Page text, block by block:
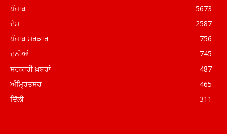
ਪੰਜਾਬ
5673
ਦੇਸ਼
2587
ਪੰਜਾਬ ਸਰਕਾਰ
756
ਦੁਨੀਆਂ
745
ਸਰਕਾਰੀ ਖ਼ਬਰਾਂ
487
ਅੰਮ੍ਰਿਤਸਰ
465
ਦਿੱਲੀ
311